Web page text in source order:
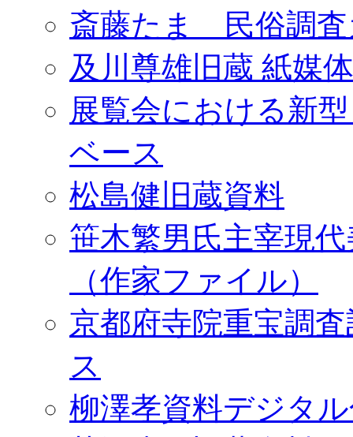
斎藤たま 民俗調査
及川尊雄旧蔵 紙媒
展覧会における新
ベース
松島健旧蔵資料
笹木繁男氏主宰現
（作家ファイル）
京都府寺院重宝調
ス
柳澤孝資料デジタ